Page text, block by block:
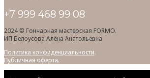
+7 999 468 99 08
2024 © Гончарная мастерская FORMO.
ИП Белоусова Алёна Анатольевна
Политика конфиденциальности.
Публичная оферта.